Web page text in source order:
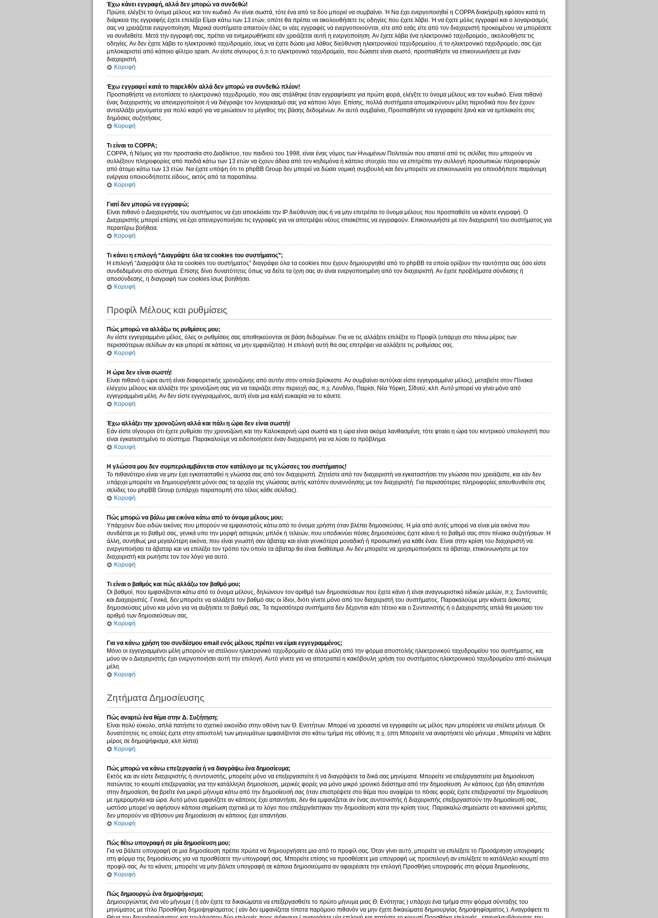
Έχω κάνει εγγραφή, αλλά δεν μπορώ να συνδεθώ!
Πρώτα, ελέγξτε το όνομα μέλους και τον κωδικό. Αν είναι σωστά, τότε ένα από τα δύο μπορεί να συμβαίνει. Ή Να έχει ενεργοποιηθεί η COPPA διακήρυξη εφόσον κατά τη
διάρκεια της εγγραφής έχετε επιλέξει Είμαι κάτω των 13 ετών, οπότε θα πρέπει να ακολουθήσετε τις οδηγίες που έχετε λάβει. Ή να έχετε μόλις εγγραφεί και ο λογαριασμός
σας να χρειάζεται ενεργοποίηση. Μερικά συστήματα απαιτούν όλες οι νέες εγγραφές να ενεργοποιούνται, είτε από εσάς είτε από τον διαχειριστή προκειμένου να μπορέσετε
να συνδεθείτε. Μετά την εγγραφή σας, πρέπει να ενημερωθήκατε εάν χρειάζεται αυτή η ενεργοποίηση. Αν έχετε λάβει ένα ηλεκτρονικό ταχυδρομείο,, ακολουθήστε τις
οδηγίες. Αν δεν έχετε λάβει το ηλεκτρονικό ταχυδρομείο, ίσως να έχετε δώσει μια λάθος διεύθυνση ηλεκτρονικού ταχυδρομείου, ή το ηλεκτρονικό ταχυδρομείο, σας έχει
μπλοκαριστεί από κάποιο φίλτρο spam. Αν είστε σίγουρος ό,τι το ηλεκτρονικό ταχυδρομείο, που δώσατε είναι σωστό, προσπαθήστε να επικοινωνήσετε με έναν
διαχειριστή.
Κορυφή
Έχω εγγραφεί κατά το παρελθόν αλλά δεν μπορώ να συνδεθώ πλέον!
Προσπαθήστε να εντοπίσετε το ηλεκτρονικό ταχυδρομείο, που σας στάλθηκε όταν εγγραφήκατε για πρώτη φορά, ελέγξτε το όνομα μέλους και τον κωδικό. Είναι πιθανό
ένας διαχειριστής να απενεργοποίησε ή να διέγραψε τον λογαριασμό σας για κάποιο λόγο. Επίσης, πολλά συστήματα απομακρύνουν μέλη περιοδικά που δεν έχουν
ανταλλάξει μηνύματα για πολύ καιρό για να μειώσουν το μέγεθος της βάσης δεδομένων. Αν αυτό συμβαίνει, Προσπαθήστε να εγγραφείτε ξανά και να εμπλακείτε στις
δημόσιες συζητήσεις.
Κορυφή
Τι είναι το COPPA;
COPPA, ή Νόμος για την προστασία στο Διαδίκτυο, του παιδιού του 1998, είναι ένας νόμος των Ηνωμένων Πολιτειών που απαιτεί από τις σελίδες που μπορούν να
συλλέξουν πληροφορίες από παιδιά κάτω των 13 ετών να έχουν άδεια από τον κηδεμόνα ή κάποιο στοιχείο που να επιτρέπει την συλλογή προσωπικών πληροφοριών
από άτομο κάτω των 13 ετών. Να έχετε υπόψη ότι το phpBB Group δεν μπορεί να δώσει νομική συμβουλή και δεν μπορείτε να επικοινωνείτε για οποιοδήποτε παράνομη
ενέργεια οποιουδήποττε είδους, εκτός από τα παραπάνω.
Κορυφή
Γιατί δεν μπορώ να εγγραφώ;
Είναι πιθανό ο Διαχειριστής του συστήματος να έχει αποκλείσει την IP διεύθυνση σας ή να μην επιτρέπει το όνομα μέλους που προσπαθείτε να κάνετε εγγραφή. Ο
Διαχειριστής μπορεί επίσης να έχει απενεργοποιήσει τις εγγραφές για να αποτρέψει νέους επισκέπτες να εγγραφούν. Επικοινωνήστε με τον διαχειριστή του συστήματος για
περαιτέρω βοήθεια.
Κορυφή
Τι κάνει η επιλογή “Διαγράψτε όλα τα cookies του συστήματος”;
Η επιλογή “Διαγράψτε όλα τα cookies του συστήματος” διαγράφει όλα τα cookies που έχουν δημιουργηθεί από το phpBB τα οποία ορίζουν την ταυτότητα σας όσο είστε
συνδεδεμένοι στο σύστημα. Επίσης δίνει δυνατότητες όπως να δείτε τα ίχνη σας αν είναι ενεργοποιημένη από τον διαχειριστή. Αν έχετε προβλήματα σύνδεσης ή
αποσύνδεσης, η διαγραφή των cookies ίσως βοηθήσει.
Κορυφή
Προφίλ Μέλους και ρυθμίσεις
Πώς μπορώ να αλλάξω τις ρυθμίσεις μου;
Αν είστε εγγεγραμμένο μέλος, όλες οι ρυθμίσεις σας αποθηκεύονται σε βάση δεδομένων. Για να τις αλλάξετε επιλέξτε το Προφίλ (υπάρχει στο πάνω μέρος των
περισσότερων σελίδων αν και μπορεί σε κάποιες να μην εμφανίζεται). Η επιλογή αυτή θα σας επιτρέψει να αλλάξετε τις ρυθμίσεις σας.
Κορυφή
Η ώρα δεν είναι σωστή!
Είναι πιθανό η ώρα αυτή είναι διαφορετικής χρονοζώνης από αυτήν στην οποία βρίσκεστε. Αν συμβαίνει αυτό(και είστε εγγεγραμμένο μέλος), μεταβείτε στον Πίνακα
ελέγχου μέλους και αλλάξτε την χρονοζώνη σας για να ταιριάζει στην περιοχή σας, π.χ. Λονδίνο, Παρίσι, Νέα Υόρκη, Σίδνεϋ, κλπ. Αυτό μπορεί να γίνει μόνο από
εγγεγραμμένα μέλη. Αν δεν είστε εγγεγραμμένος, αυτή είναι μια καλή ευκαιρία να το κάνετε.
Κορυφή
Έχω αλλάξει την χρονοζώνη αλλά και πάλι η ώρα δεν είναι σωστή!
Εάν είστε σίγουροι ότι έχετε ρυθμίσει την χρονοζώνη και την Καλοκαιρινή ώρα σωστά και η ώρα είναι ακόμα λανθασμένη, τότε φταίει η ώρα του κεντρικού υπολογιστή που
είναι εγκατεστημένο το σύστημα. Παρακαλούμε να ειδοποιήσετε έναν διαχειριστή για να λύσει το πρόβλημα.
Κορυφή
Η γλώσσα μου δεν συμπεριλαμβάνεται στον κατάλογο με τις γλώσσες του συστήματος!
Το πιθανότερο είναι να μην έχει εγκατασταθεί η γλώσσα σας από τον διαχειριστή. Ζητείστε από τον διαχειριστή να εγκαταστήσει την γλώσσα που χρειάζεστε, και εάν δεν
υπάρχει μπορείτε να δημιουργήσετε μόνοι σας τα αρχεία της γλώσσας αυτής κατόπιν συνεννόησης με τον διαχειριστή. Για περισσότερες πληροφορίες απευθυνθείτε στις
σελίδες του phpBB Group (υπάρχει παραπομπή στο τέλος κάθε σελίδας).
Κορυφή
Πώς μπορώ να βάλω μια εικόνα κάτω από το όνομα μέλους μου;
Υπάρχουν δύο ειδών εικόνες που μπορούν να εμφανιστούς κάτω από το όνομα χρήστη όταν βλέπει δημοσιεύσεις. Η μία από αυτές μπορεί να είναι μία εικόνα που
συνδέεται με το βαθμό σας, γενικά υπο την μορφή αστεριών, μπλόκ ή τελειών, που υποδικνύει πόσες δημοσιεύσεις έχετε κάνει ή το βαθμό σας στον πίνακα συζητήσεων. Η
άλλη, συνήθως μια μεγαλύτερη εικόνα, που είναι γνωστή σαν άβαταρ και είναι γενικότερα μοναδική ή προσωπική για κάθε έναν. Είναι στην κρίση του διαχειριστή να
ενεργοποιήσει τα άβαταρ και να επιλέξει τον τρόπο τον οποίο τα άβαταρ θα είναι διαθέσιμα. Αν δεν μπορείτε να χρησιμοποιήσετε τα άβαταρ, επικοινωνήστε με τον
διαχειριστή και ρωτήστε τον τον λόγο για αυτό.
Κορυφή
Τι είναι ο βαθμός και πώς αλλάζω τον βαθμό μου;
Οι βαθμοί, που εμφανίζονται κάτω από το όνομα μέλους, δηλώνουν τον αριθμό των δημοσιεύσεων που έχετε κάνει ή είναι αναγνωριστικό ειδικών μελών, π.χ. Συντονιστές
και Διαχειριστές. Γενικά, δεν μπορείτε να αλλάξετε τον βαθμό σας οι ίδιοι, διότι γίνετε μόνο από τον διαχειριστή του συστήματος. Παρακαλούμε μην κάνετε άσκοπες
δημοσιεύσεις μόνο και μόνο για να αυξήσετε το βαθμό σας. Τα περισσότερα συστήματα δεν δέχονται κάτι τέτοιο και ο Συντονιστής ή ο Διαχειριστής απλά θα μειώσει τον
αριθμό των δημοσιεύσεων σας.
Κορυφή
Για να κάνω χρήση του συνδέσμου email ενός μέλους πρέπει να είμαι εγγεγραμμένος;
Μόνο οι εγγεγραμμένοι μέλη μπορούν να στείλουν ηλεκτρονικό ταχυδρομείο σε άλλα μέλη από την φόρμα αποστολής ηλεκτρονικού ταχυδρομείου του συστήματος, και
μόνο αν ο Διαχειριστής έχει ενεργοποιήσει αυτή την επιλογή. Αυτό γίνετε για να αποτραπεί η κακόβουλη χρήση του συστήματος ηλεκτρονικού ταχυδρομείου από ανώνυμα
μέλη.
Κορυφή
Ζητήματα Δημοσίευσης
Πώς αναρτώ ένα θέμα στην Δ. Συζήτηση;
Είναι πολύ εύκολο, απλά πατήστε το σχετικό εικονίδιο στην οθόνη των Θ. Ενοτήτων. Μπορεί να χρειαστεί να εγγραφείτε ως μέλος πριν μπορέσετε να στείλετε μήνυμα. Οι
δυνατότητες τις οποίες έχετε στην αποστολή των μηνυμάτων εμφανίζονται στο κάτω τμήμα της οθόνης π.χ. (στη Μπορείτε να αναρτήσετε νέο μήνυμα , Μπορείτε να λάβετε
μέρος σε δημοψήφισμα, κλπ λίστα)
Κορυφή
Πώς μπορώ να κάνω επεξεργασία ή να διαγράψω ένα δημοσίευμα;
Εκτός και αν είστε διαχειριστής ή συντονιστής, μπορείτε μόνο να επεξεργαστείτε ή να διαγράψετε τα δικά σας μηνύματα. Μπορείτε να επεξεργαστείτε μια δημοσίευση
πατώντας το κουμπί επεξεργασίας για την κατάλληλη δημοσίευση, μερικές φορές για μόνο μικρό χρονικό διάστημα από την δημοσίευση. Αν κάποιος έχει ήδη απαντήσει
στην δημοσίεση, θα βρείτε ένα μικρό μήνυμα κάτω από την δημοσίευσή σας όταν επιστρέψετε στο θέμα που αναφέρει το πόσες φορές έχετε επεξεργαστεί την δημοσίευση
με ημερομηνία και ώρα. Αυτό μόνο εμφανίζετε αν κάποιος έχει απαντήσει, δεν θα εμφανίζεται αν ένας συντονιστής ή διαχειριστής επεξεργαστούν την δημοσίευσή σας,
ωστόσο μπορεί να αφήσουν κάποια σημείωση σχετικά με το λόγο που επεξεργάστηκαν την δημοσίευση κατα την κρίση τους. Παρακαλώ σημειώστε οτι κανονικοί χρήστες
δεν μπορούν να σβήσουν μια δημοσίευση αν κάποιος έχει απαντήσει.
Κορυφή
Πώς θέτω υπογραφή σε μία δημοσίευση μου;
Για να βάλετε υπογραφή σε μια δημοσίευση πρέπει πρώτα να δημιουργήσετε μια από το προφίλ σας. Όταν γίνει αυτό, μπορείτε να επιλέξετε το Προσάρτηση υπογραφής
στη φόρμα της δημοσίευσης για να προσθέσετε την υπογραφή σας. Μπορείτε επίσης να προσθέσετε μια υπογραφή ως προεπιλογή αν επιλέξετε το κατάλληλο κουμπί στο
προφίλ σας. Αν το κάνετε, μπορείτε να μην βάλετε υπογραφή σε κάποια δημοσιεύματα αν αφαιρέσετε την επιλογή Προσθήκη υπογραφής στη φόρμα δημοσίευσης.
Κορυφή
Πώς δημιουργώ ένα δημοψήφισμα;
Δημιουργώντας ένα νέο μήνυμα ( ή εάν έχετε τα δικαιώματα να επεξεργασθείτε το πρώτο μήνυμα μιας Θ. Ενότητας ) υπάρχει ένα τμήμα στην φόρμα σύνταξης του
μηνύματος με τίτλο Προσθήκη δημοψηφίσματος ( εάν δεν εμφανίζεται τίποτα παρόμοιο πιθανόν να μην έχετε δικαιώματα δημιουργίας δημοψηφίσματος ). Αναγράφετε το